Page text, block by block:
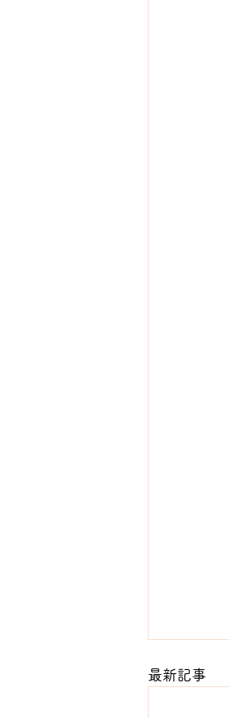
最新記事